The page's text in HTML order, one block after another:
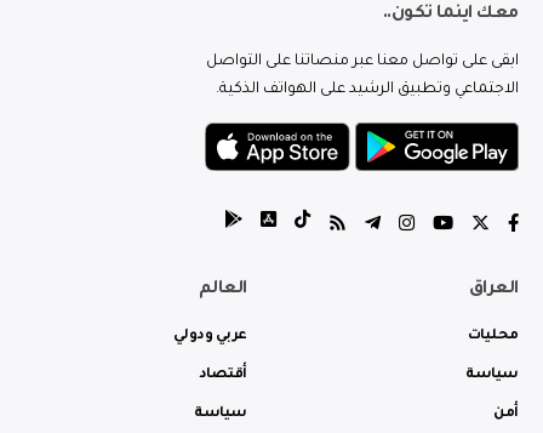
معك اينما تكون..
ابقى على تواصل معنا عبر منصاتنا على التواصل
الاجتماعي وتطبيق الرشيد على الهواتف الذكية.
العراق
محليات
سياسة
أمن
العالم
عربي ودولي
أقتصاد
سياسة